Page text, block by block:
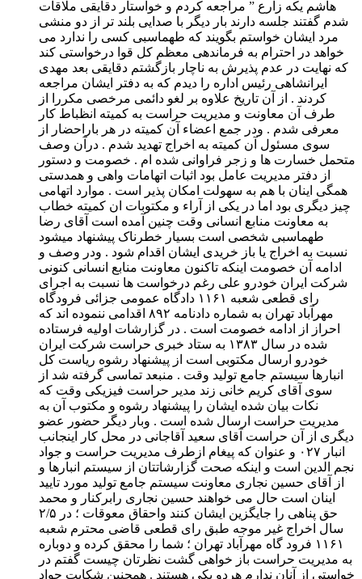
هاشم یکه زارع ” مراجعه کردم و خواستار دقایقی ملاقات
شدم گفتند جلسه دارند بار دیگر با صدایی بلند تر از دو منشی
مرد ایشان خواستم بگویند که طهماسبی کسی را ندارد می
خواهد در احترام به فرماندهی معظم کل قوا درخواستی کند
که نهایت در عدم پذیرش به ناچار بازگشتم دقایقی بعد مهدی
ایرانشاهی رئیس اداره را دیدم که به دفتر ایشان مراجعه
کردند . از آن تاریخ علاوه بر لغو دائمی مرخصی مکررا از
طرف آن معاونت و مدیریت حراست به کمیته انظباط کار
معرفی شدم . ودر جمع اعضاء آن کمیته در هر باراحضار از
سوی مسئول آن کمیته به اخراج تهدید شدم . درآن وصف
متحمل خسارت ها و زجر فراوانی شده ام . خصومت و دستور
از دفتر مدیریت عامل بود اثبات اتهامات واهی و همدستی
همگی اینان با هم به سهولت امکان پذیر است . موارد اتهامی
چیز دیگری بود اما در یکی از آراء و مکتوبات ان کمیته خطاب
به معاونت منابع انسانی وقت چنین آمده است آقای رضا
طهماسبی شخصی است بسیار خطرناک پیشنهاد میشود
نسبت به اخراج یا باز خریدی ایشان اقدام شود . ودر وصف و
ادامه آن خصومت اینکه تاکنون معاونت منابع انسانی کنونی
شرکت ایران خودرو علی رغم درخواست ها نسبت به اجرای
رای قطعی شعبه ۱۱۶۱ دادگاه عمومی جزائی فرودگاه
مهرآباد تهران به شماره دادنامه ٨۹۲ اقدامی ننموده اند که
احراز از ادامه خصومت است . در گزارشات اولیه فرستاده
شده در سال ۱۳٨۳ به ستاد خبری حراست شرکت ایران
خودرو ارسال مکتوبی است از پیشنهاد رشوه ریاست کل
انبارها سیستم جامع تولید وقت . منبعد تماسی گرفته شد از
سوی آقای کریم خانی زند مدیر حراست فیزیکی وقت که
نکات بیان شده ایشان را پیشنهاد رشوه و مکتوب آن به
مدیریت حراست ارسال شده است . وبار دیگر حضور عضو
دیگری از آن حراست آقای سعید آقاجانی در محل کار اینجانب
انبار ۰۲۷ و عنوان که پیغام ازطرف مدیریت حراست و جواد
نجم الدین است و اینکه صحت گزارشاتتان از سیستم انبارها و
از آقای حسین نجاری معاونت سیستم جامع تولید مورد تایید
اینان است حال می خواهند حسین نجاری رابرکنار و محمد
حق پناهی را جایگزین ایشان کنند واحقاق معوقات ؛ در ۲/۵
سال اخراج غیر موجه طبق رای قطعی قاضی محترم شعبه
۱۱۶۱ فرود گاه مهرآباد تهران ؛ شما را محقق کرده و دوباره
به مدیریت حراست باز خواهی گشت نظرتان چیست گفتم در
خواستی از آنان ندارم هردو یکی هستند . همچنین شکایت جواد